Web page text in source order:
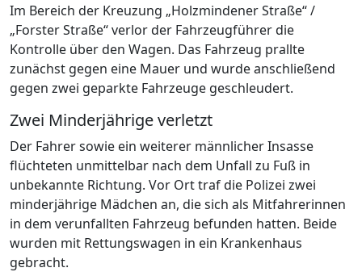
Im Bereich der Kreuzung „Holzmindener Straße“ /
„Forster Straße“ verlor der Fahrzeugführer die
Kontrolle über den Wagen. Das Fahrzeug prallte
zunächst gegen eine Mauer und wurde anschließend
gegen zwei geparkte Fahrzeuge geschleudert.
Zwei Minderjährige verletzt
Der Fahrer sowie ein weiterer männlicher Insasse
flüchteten unmittelbar nach dem Unfall zu Fuß in
unbekannte Richtung. Vor Ort traf die Polizei zwei
minderjährige Mädchen an, die sich als Mitfahrerinnen
in dem verunfallten Fahrzeug befunden hatten. Beide
wurden mit Rettungswagen in ein Krankenhaus
gebracht.